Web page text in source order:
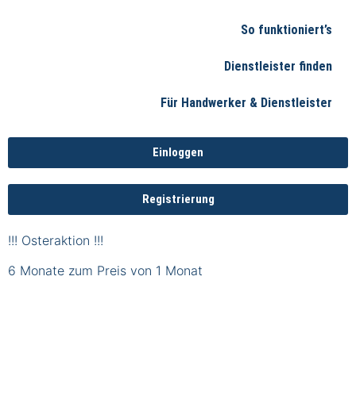
So funktioniert’s
Dienstleister finden
Für Handwerker & Dienstleister
Einloggen
Registrierung
!!! Osteraktion !!!
6 Monate zum Preis von 1 Monat